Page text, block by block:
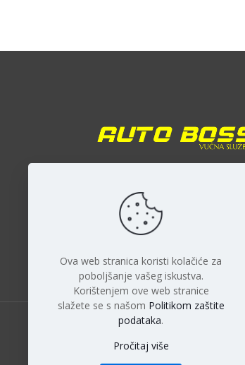
Ova web stranica koristi kolačiće za
poboljšanje vašeg iskustva.
Korištenjem ove web stranice
slažete se s našom Politikom zaštite
podataka.
Pročitaj više